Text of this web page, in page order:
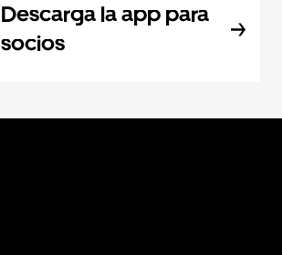
Descarga la app para
socios